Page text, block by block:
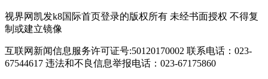
视界网凯发k8国际首页登录的版权所有 未经书面授权 不得复
制或建立镜像
互联网新闻信息服务许可证号:50120170002 联系电话：023-
67544617 违法和不良信息举报电话：023-67175860